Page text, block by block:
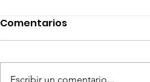
Comentarios
Escribir un comentario...